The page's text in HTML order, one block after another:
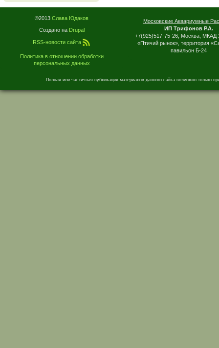
©2013 Слава Юдаков
Создано на Drupal
RSS-новости сайта
Политика в отношении обработки
персональных данных
Московские Аквариумные
ИП Трифонов Р.А.
+7(925)517-75-26, Москва, МКАД
«Птичий рынок», территория
павильон Б-24
Полная или частичная публикация материалов данного сайта возможно только